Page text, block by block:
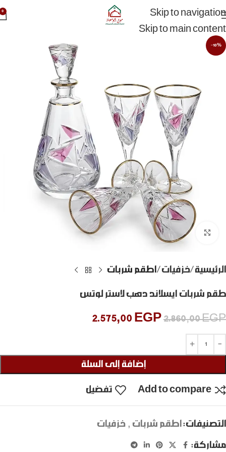
Skip to navigation
Skip to main content
0
-10%
Click to enlarge
الرئيسية خزفيات اطقم شربات
طقم شربات ايسلاند دهب لاستر لوتس
2.860,00EGP
2.575,00 EGP
إضافة إلى السلة
Add to compare تفضيل
التصنيفات: اطقم شربات , خزفيات
مشاركة: